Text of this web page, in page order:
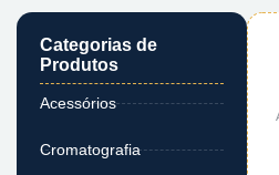
Categorias de
Produtos
Acessórios
Cromatografia